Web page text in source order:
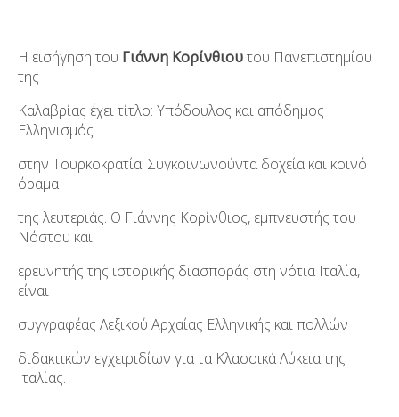
Η εισήγηση του Γιάννη Κορίνθιουτου Πανεπιστημίου
της
Καλαβρίας έχει τίτλο: Υπόδουλος και απόδημος
Ελληνισμός
στην Τουρκοκρατία. Συγκοινωνούντα δοχεία και κοινό
όραμα
της λευτεριάς. Ο Γιάννης Κορίνθιος, εμπνευστής του
Νόστου και
ερευνητής της ιστορικής διασποράς στη νότια Ιταλία,
είναι
συγγραφέας Λεξικού Αρχαίας Ελληνικής και πολλών
διδακτικών εγχειριδίων για τα Κλασσικά Λύκεια της
Ιταλίας.